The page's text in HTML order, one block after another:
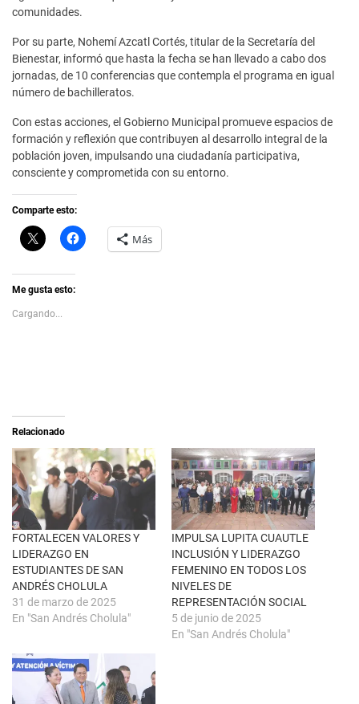
comunidades.
Por su parte, Nohemí Azcatl Cortés, titular de la Secretaría del
Bienestar, informó que hasta la fecha se han llevado a cabo dos
jornadas, de 10 conferencias que contempla el programa en igual
número de bachilleratos.
Con estas acciones, el Gobierno Municipal promueve espacios de
formación y reflexión que contribuyen al desarrollo integral de la
población joven, impulsando una ciudadanía participativa,
consciente y comprometida con su entorno.
Comparte esto:
C
l
k
t
s
h
e
b
n
u
n
a
v
e
n
t
a
n
a
n
u
v
H
a
e
n
F
a
c
e
b
o
o
k
(
S
e
a
b
r
e
e
a
v
e
n
Más
Me gusta esto:
Cargando...
Relacionado
FORTALECEN VALORES Y
LIDERAZGO EN
ESTUDIANTES DE SAN
ANDRÉS CHOLULA
31 de marzo de 2025
En "San Andrés Cholula"
IMPULSA LUPITA CUAUTLE
INCLUSIÓN Y LIDERAZGO
FEMENINO EN TODOS LOS
NIVELES DE
REPRESENTACIÓN SOCIAL
5 de junio de 2025
En "San Andrés Cholula"